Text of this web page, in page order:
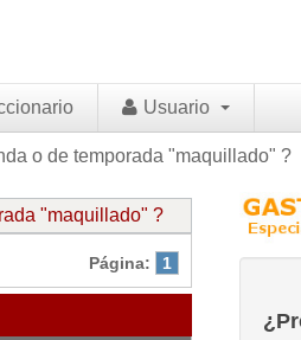
Usuario
o de temporada "maquillado" ?
"maquillado" ?
Página: 1